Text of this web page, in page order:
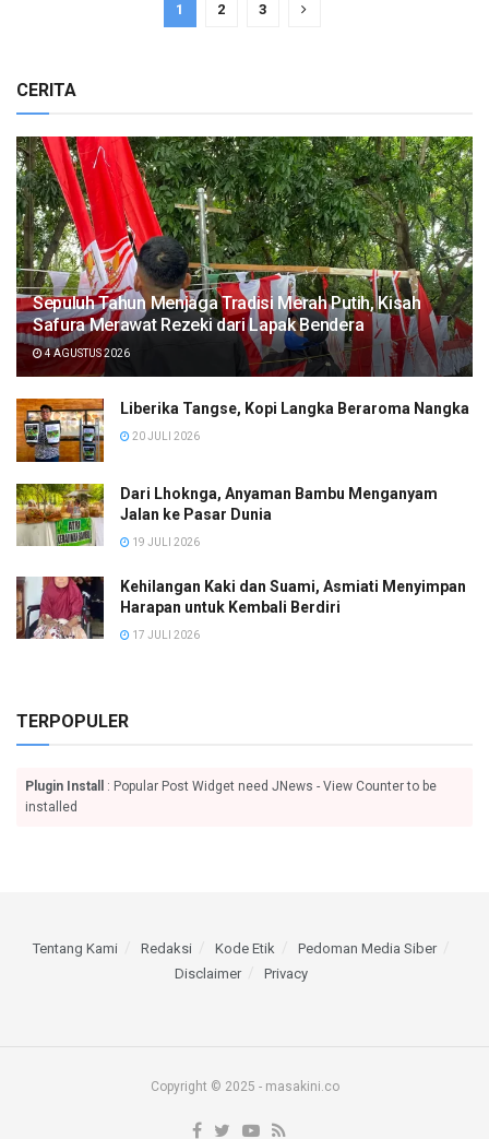
1 2 3
CERITA
Sepuluh Tahun Menjaga Tradisi Merah Putih, Kisah
Safura Merawat Rezeki dari Lapak Bendera
4 AGUSTUS 2026
Liberika Tangse, Kopi Langka Beraroma Nangka
20 JULI 2026
Dari Lhoknga, Anyaman Bambu Menganyam
Jalan ke Pasar Dunia
19 JULI 2026
Kehilangan Kaki dan Suami, Asmiati Menyimpan
Harapan untuk Kembali Berdiri
17 JULI 2026
TERPOPULER
Plugin Install
: Popular Post Widget need JNews - View Counter to be
installed
Tentang Kami Redaksi Kode Etik
Pedoman Media Siber
Disclaimer
Privacy
Copyright © 2025 - masakini.co